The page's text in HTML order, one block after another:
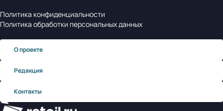
Политика конфиденциальности
Политика обработки персональных данных
О проекте
Редакция
Контакты